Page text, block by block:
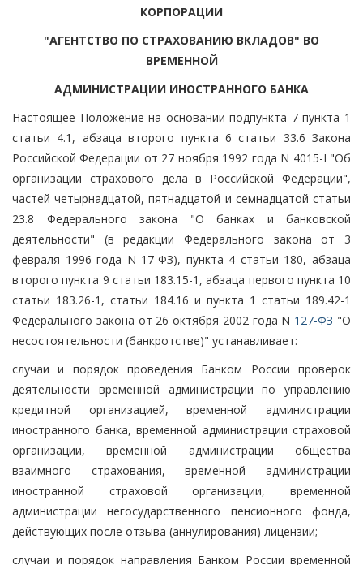
КОРПОРАЦИИ
"АГЕНТСТВО ПО СТРАХОВАНИЮ ВКЛАДОВ" ВО
ВРЕМЕННОЙ
АДМИНИСТРАЦИИ ИНОСТРАННОГО БАНКА
Настоящее Положение на основании подпункта 7 пункта 1
статьи 4.1, абзаца второго пункта 6 статьи 33.6 Закона
Российской Федерации от 27 ноября 1992 года N 4015-I "Об
организации страхового дела в Российской Федерации",
частей четырнадцатой, пятнадцатой и семнадцатой статьи
23.8 Федерального закона "О банках и банковской
деятельности" (в редакции Федерального закона от 3
февраля 1996 года N 17-ФЗ), пункта 4 статьи 180, абзаца
второго пункта 9 статьи 183.15-1, абзаца первого пункта 10
статьи 183.26-1, статьи 184.16 и пункта 1 статьи 189.42-1
Федерального закона от 26 октября 2002 года N 127-ФЗ "О
несостоятельности (банкротстве)" устанавливает:
случаи и порядок проведения Банком России проверок
деятельности временной администрации по управлению
кредитной организацией, временной администрации
иностранного банка, временной администрации страховой
организации, временной администрации общества
взаимного страхования, временной администрации
иностранной страховой организации, временной
администрации негосударственного пенсионного фонда,
действующих после отзыва (аннулирования) лицензии;
случаи и порядок направления Банком России временной